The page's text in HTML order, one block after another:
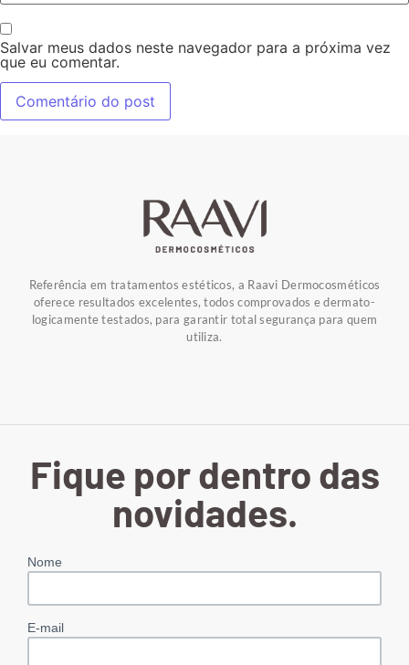
Salvar meus dados neste navegador para a próxima vez
que eu comentar.
Referência em tratamentos estéticos, a Raavi Dermocosméticos
oferece resultados excelentes, todos comprovados e dermato-
logicamente testados, para garantir total segurança para quem
utiliza.
Fique por dentro das
novidades.
Nome
E-mail